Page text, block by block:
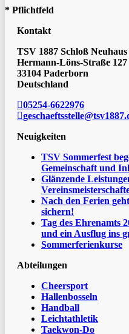
* Pflichtfeld
Kontakt
TSV 1887 Schloß Neuhaus
Hermann-Löns-Straße 127
33104 Paderborn
Deutschland
05254-6622976
Neuigkeiten
TSV Sommerfest
Gemeinschaft und
Glänzende
Nach den Ferien
sichern!
Tag des Ehrenamts
und ein Ausflug ins
Sommerferienkurse
Abteilungen
Cheersport
Hallenbosseln
Handball
Leichtathletik
Taekwon-Do